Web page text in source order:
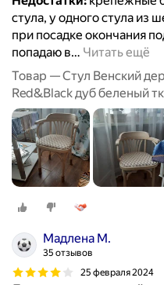
стула, у одного стула из
при посадке окончания
попадаю в… Читать ещё
Товар — Стул Венский
Red&Black дуб беленый
Мадлена М.
35 отзывов
25 февраля 2024